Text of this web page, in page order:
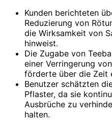
Kunden berichteten
Reduzierung von
die Wirksamkeit von
hinweist.
Die Zugabe von
einer Verringerung
förderte über die Zeit
Benutzer schätzten
Pflaster, da sie
Ausbrüche zu
halten.